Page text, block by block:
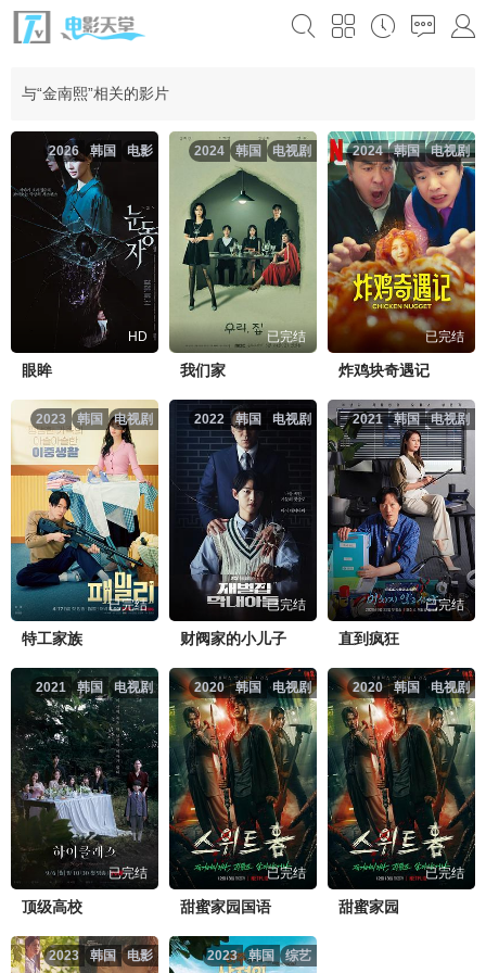
与“金南熙”相关的影片
电影
韩国
2026
HD
眼眸
电视剧
韩国
2024
已完结
我们家
电视剧
韩国
2024
已完结
炸鸡块奇遇记
电视剧
韩国
2023
已完结
特工家族
电视剧
韩国
2022
已完结
财阀家的小儿子
电视剧
韩国
2021
已完结
直到疯狂
电视剧
韩国
2021
已完结
顶级高校
电视剧
韩国
2020
已完结
甜蜜家园国语
电视剧
韩国
2020
已完结
甜蜜家园
电影
韩国
2023 综艺
韩国
2023